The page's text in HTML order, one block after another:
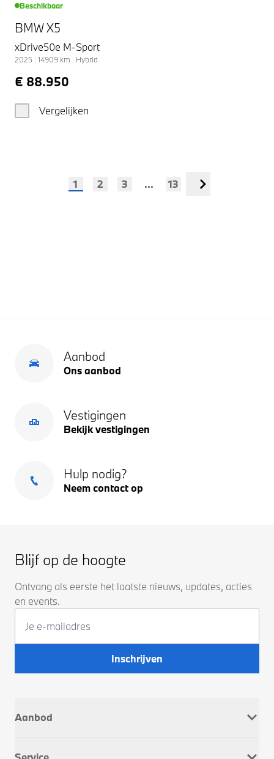
Beschikbaar
BMW X5
xDrive50e M-Sport
2025 14909 km Hybrid
€ 88.950
Vergelijken
1 2 3 ... 13 Volgende
Aanbod
Ons aanbod
Vestigingen
Bekijk vestigingen
Hulp nodig?
Neem contact op
Blijf op de hoogte
Ontvang als eerste het laatste nieuws, updates, acties
en events.
Inschrijven
Aanbod